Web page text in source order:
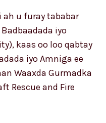
ah u furay tababar
iyo
kaas oo loo qabtay
iyo Amniga ee
Waaxda Gurmadka
Rescue and Fire